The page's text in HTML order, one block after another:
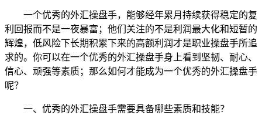
一个优秀的外汇操盘手，能够经年累月持续获得稳定的复
利回报而不是一夜暴富；他们关注的不是利润最大化和短暂的
辉煌，低风险下长期积累下来的高额利润才是职业操盘手所追
求的。你可以在一个优秀的外汇操盘手身上看到坚韧、耐心、
信心、顽强等素质；那么如何才能成为一个优秀的外汇操盘手
呢？
一、优秀的外汇操盘手需要具备哪些素质和技能？